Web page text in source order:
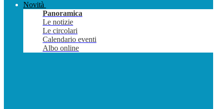
Novità
Panoramica
Le notizie
Le circolari
Calendario eventi
Albo online